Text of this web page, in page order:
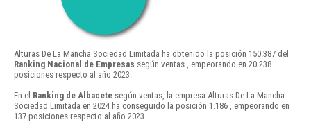
Alturas De La Mancha Sociedad Limitada ha obtenido la posición 150.387 del
Ranking Nacional de Empresas según ventas , empeorando en 20.238
posiciones respecto al año 2023.
En el Ranking de Albacete según ventas, la empresa Alturas De La Mancha
Sociedad Limitada en 2024 ha conseguido la posición 1.186 , empeorando en
137 posiciones respecto al año 2023.